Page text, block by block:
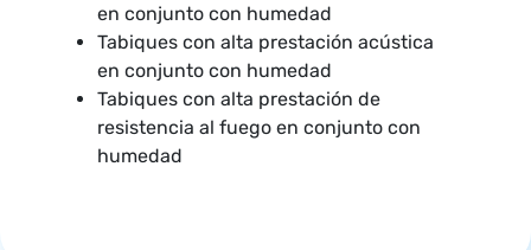
en conjunto con humedad
Tabiques con alta prestación acústica
en conjunto con humedad
Tabiques con alta prestación de
resistencia al fuego en conjunto con
humedad